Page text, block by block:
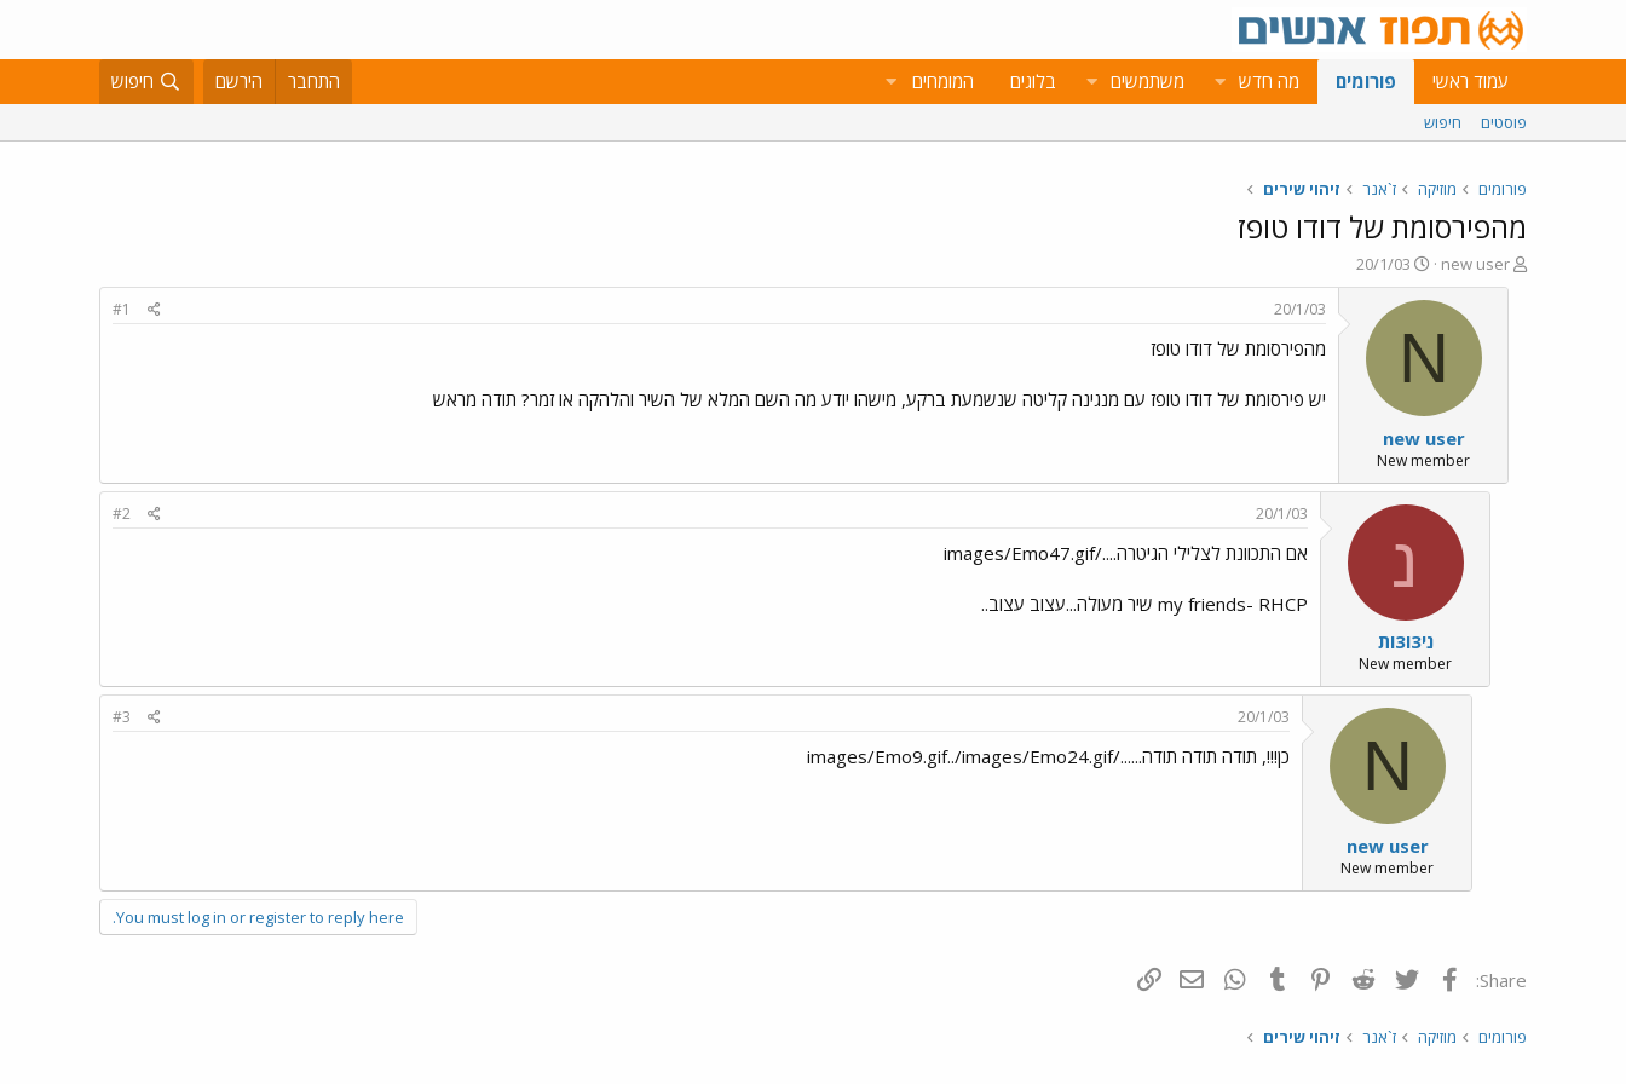
עמוד ראשי פורומים מה חדש משתמשים בלוגים המומחים התחבר הירשם חיפוש
פוסטים חיפוש
פורומים מוזיקה ז`אנר זיהוי שירים
מהפירסומת של דודו טופז
פ
ו
new user
פ
ו
ר
ם
א
ר
ך
20/1/03
N
new user
New member
20/1/03
#1
מהפירסומת של דודו טופז
יש פירסומת של דודו טופז עם מנגינה קליטה שנשמעת ברקע, מישהו יודע מה השם המלא של השיר והלהקה או זמר? תודה מראש
נ
ני3ו3ות
New member
20/1/03
#2
אם התכוונת לצלילי הגיטרה..../images/Emo47.gif
my friends- RHCP שיר מעולה...עצוב עצוב..
N
new user
New member
20/1/03
#3
כן!!!, תודה תודה תודה....../images/Emo9.gif../images/Emo24.gif
You must log in or register to reply here.
Share: פייסבוק Twitter
Reddit
Pinterest
Tumblr
WhatsAppדואר אלקטרוני
פורומים מוזיקה ז`אנר זיהוי שירים